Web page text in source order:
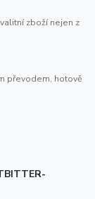
zboží nejen z
převodem, hotově